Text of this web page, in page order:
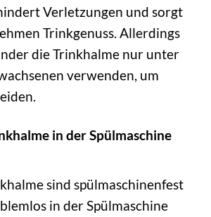
Verletzungen und sorgt
Trinkgenuss. Allerdings
die Trinkhalme nur unter
verwenden, um
in der Spülmaschine
sind spülmaschinenfest
in der Spülmaschine